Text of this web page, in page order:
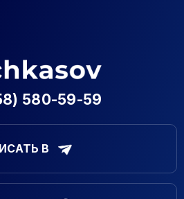
580-59-59
В